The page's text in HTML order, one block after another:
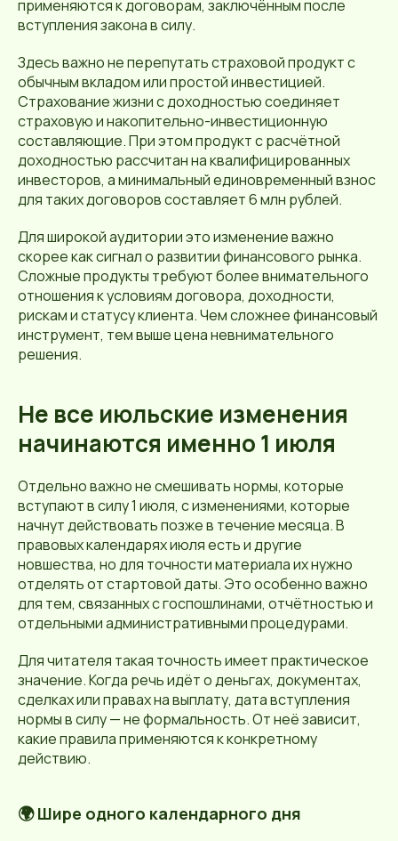
применяются к договорам, заключённым после
вступления закона в силу.
Здесь важно не перепутать страховой продукт с
обычным вкладом или простой инвестицией.
Страхование жизни с доходностью соединяет
страховую и накопительно-инвестиционную
составляющие. При этом продукт с расчётной
доходностью рассчитан на квалифицированных
инвесторов, а минимальный единовременный взнос
для таких договоров составляет 6 млн рублей.
Для широкой аудитории это изменение важно
скорее как сигнал о развитии финансового рынка.
Сложные продукты требуют более внимательного
отношения к условиям договора, доходности,
рискам и статусу клиента. Чем сложнее финансовый
инструмент, тем выше цена невнимательного
решения.
Не все июльские изменения
начинаются именно 1 июля
Отдельно важно не смешивать нормы, которые
вступают в силу 1 июля, с изменениями, которые
начнут действовать позже в течение месяца. В
правовых календарях июля есть и другие
новшества, но для точности материала их нужно
отделять от стартовой даты. Это особенно важно
для тем, связанных с госпошлинами, отчётностью и
отдельными административными процедурами.
Для читателя такая точность имеет практическое
значение. Когда речь идёт о деньгах, документах,
сделках или правах на выплату, дата вступления
нормы в силу — не формальность. От неё зависит,
какие правила применяются к конкретному
действию.
🌍 Шире одного календарного дня